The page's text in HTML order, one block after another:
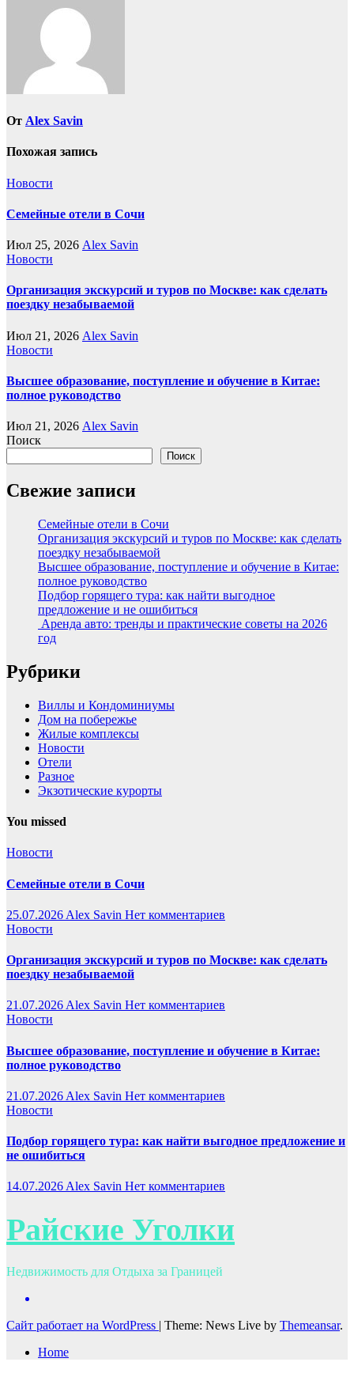
От Alex Savin
Похожая запись
Новости
Семейные отели в Сочи
Июл 25, 2026 Alex Savin
Новости
Организация экскурсий и туров по Москве: как сделать
поездку незабываемой
Июл 21, 2026 Alex Savin
Новости
Высшее образование, поступление и обучение в Китае:
полное руководство
Июл 21, 2026 Alex Savin
Поиск
Поиск
Свежие записи
Семейные отели в Сочи
Организация экскурсий и туров по Москве: как сделать
поездку незабываемой
Высшее образование, поступление и обучение в Китае:
полное руководство
Подбор горящего тура: как найти выгодное
предложение и не ошибиться
Аренда авто: тренды и практические советы на 2026
год
Рубрики
Виллы и Кондоминиумы
Дом на побережье
Жилые комплексы
Новости
Отели
Разное
Экзотические курорты
You missed
Новости
Семейные отели в Сочи
25.07.2026 Alex Savin Нет комментариев
Новости
Организация экскурсий и туров по Москве: как сделать
поездку незабываемой
21.07.2026 Alex Savin Нет комментариев
Новости
Высшее образование, поступление и обучение в Китае:
полное руководство
21.07.2026 Alex Savin Нет комментариев
Новости
Подбор горящего тура: как найти выгодное предложение и
не ошибиться
14.07.2026Alex Savin Нет комментариев
Райские Уголки
Недвижимость для Отдыха за Границей
Сайт работает на WordPress | Theme: News Live by Themeansar.
Home